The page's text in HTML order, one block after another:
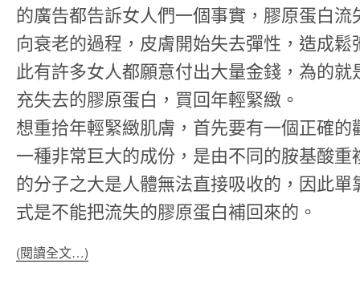
的廣告都告訴女人們一個事實，膠原蛋白
向衰老的過程，皮膚開始失去彈性，造成
此有許多女人都願意付出大量金錢，為的
充失去的膠原蛋白，買回年輕緊緻。
想重拾年輕緊緻肌膚，首先要有一個正確的
一種非常巨大的成份，是由不同的胺基酸重
的分子之大是人體無法直接吸收的，因此
式是不能把流失的膠原蛋白補回來的。
(閱讀全文…)